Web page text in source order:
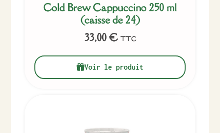
Cold Brew Cappuccino 250 ml
(caisse de 24)
33,00€ TTC
Voir le produit